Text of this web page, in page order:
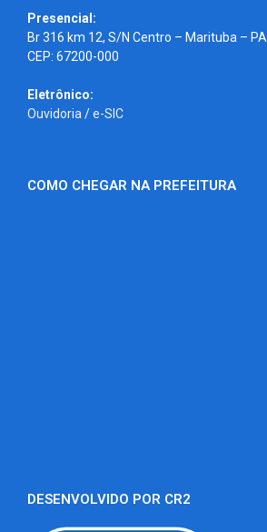
Presencial:
Br 316 km 12, S/N Centro – Marituba – PA
CEP: 67200-000
Eletrônico:
Ouvidoria /e-SIC
COMO CHEGAR NA PREFEITURA
DESENVOLVIDO POR CR2